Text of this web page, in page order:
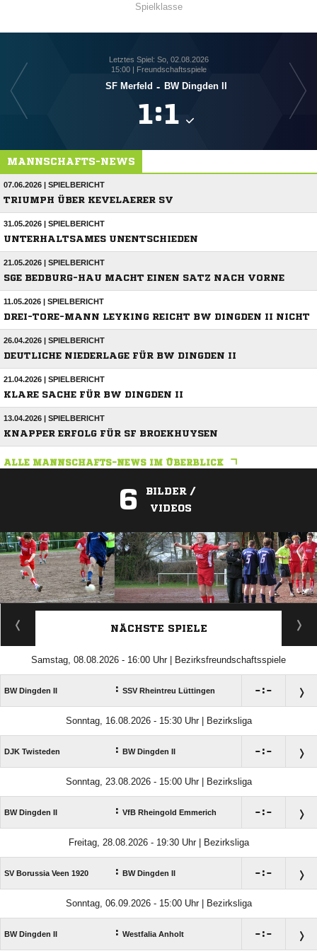
Spielklasse
Letztes Spiel: So, 02.08.2026
15:00 | Freundschaftsspiele
SF Merfeld - BW Dingden II
:
MANNSCHAFTS-NEWS
07.06.2026 | SPIELBERICHT
TRIUMPH ÜBER KEVELAERER SV
31.05.2026 | SPIELBERICHT
UNTERHALTSAMES UNENTSCHIEDEN
21.05.2026 | SPIELBERICHT
SGE BEDBURG-HAU MACHT EINEN SATZ NACH VORNE
11.05.2026 | SPIELBERICHT
DREI-TORE-MANN LEYKING REICHT BW DINGDEN II NICHT
26.04.2026 | SPIELBERICHT
DEUTLICHE NIEDERLAGE FÜR BW DINGDEN II
21.04.2026 | SPIELBERICHT
KLARE SACHE FÜR BW DINGDEN II
13.04.2026 | SPIELBERICHT
KNAPPER ERFOLG FÜR SF BROEKHUYSEN
ALLE MANNSCHAFTS-NEWS IM ÜBERBLICK
6
BILDER /
VIDEOS
ANZEIGE
NÄCHSTE SPIELE
Samstag, 08.08.2026 - 16:00 Uhr | Bezirksfreundschaftsspiele
BW Dingden II : SSV Rheintreu Lüttingen :
Sonntag, 16.08.2026 - 15:30 Uhr | Bezirksliga
DJK Twisteden : BW Dingden II :
Sonntag, 23.08.2026 - 15:00 Uhr | Bezirksliga
BW Dingden II : VfB Rheingold Emmerich :
Freitag, 28.08.2026 - 19:30 Uhr | Bezirksliga
SV Borussia Veen 1920 : BW Dingden II :
Sonntag, 06.09.2026 - 15:00 Uhr | Bezirksliga
BW Dingden II : Westfalia Anholt :